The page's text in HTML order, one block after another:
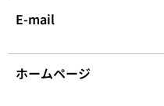
E-mail
ホームページ